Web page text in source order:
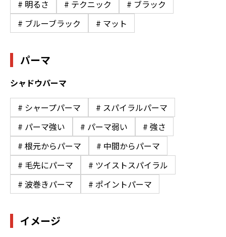
# 明るさ
# テクニック
# ブラック
# ブルーブラック
# マット
パーマ
シャドウパーマ
# シャープパーマ
# スパイラルパーマ
# パーマ強い
# パーマ弱い
# 強さ
# 根元からパーマ
# 中間からパーマ
# 毛先にパーマ
# ツイストスパイラル
# 波巻きパーマ
# ポイントパーマ
イメージ